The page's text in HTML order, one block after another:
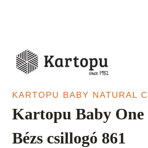
KARTOPU BABY NATURAL
Kartopu Baby
Bézs csillogó 861